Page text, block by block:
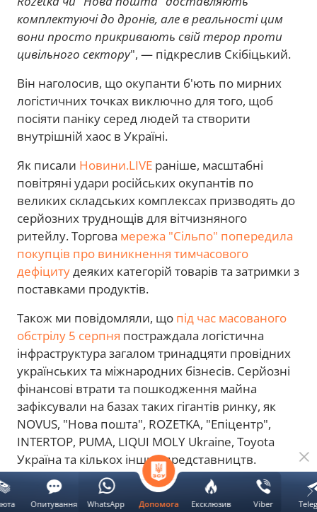
комплектуючі до дронів, але в реальності цим
вони просто прикривають свій терор проти
цивільного сектору", — підкреслив Скібіцький.
Він наголосив, що окупанти б'ють по мирних
логістичних точках виключно для того, щоб
посіяти паніку серед людей та створити
внутрішній хаос в Україні.
Як писали Новини.LIVE раніше, масштабні
повітряні удари російських окупантів по
великих складських комплексах призводять до
серйозних труднощів для вітчизняного
ритейлу. Торгова мережа "Сільпо" попередила
покупців про виникнення тимчасового
дефіцитудеяких категорій товарів та затримки з
поставками продуктів.
Також ми повідомляли, що під час масованого
обстрілу 5 серпня постраждала логістична
інфраструктура загалом тринадцяти провідних
українських та міжнародних бізнесів. Серйозні
фінансові втрати та пошкодження майна
зафіксували на базах таких гігантів ринку, як
NOVUS, "Нова пошта", ROZETKA, "Епіцентр",
INTERTOP, PUMA, LIQUI MOLY Ukraine, Toyota
Україна та кількох інших представництв.
обстріли війна в Україні ГУР МО Украины
Допомога Ексклюзив Viber
Опитування WhatsApp